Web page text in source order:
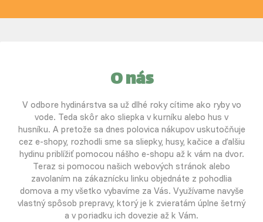
O nás
V odbore hydinárstva sa už dlhé roky cítime ako ryby vo
vode. Teda skôr ako sliepka v kurníku alebo hus v
husníku. A pretože sa dnes polovica nákupov uskutočňuje
cez e-shopy, rozhodli sme sa sliepky, husy, kačice a ďalšiu
hydinu priblížiť pomocou nášho e-shopu až k vám na dvor.
Teraz si pomocou našich webových stránok alebo
zavolaním na zákaznícku linku objednáte z pohodlia
domova a my všetko vybavíme za Vás. Využívame navyše
vlastný spôsob prepravy, ktorý je k zvieratám úplne šetrný
a v poriadku ich dovezie až k Vám.